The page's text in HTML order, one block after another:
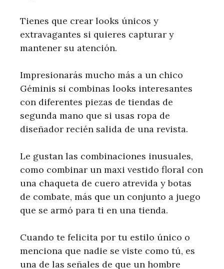
Tienes que crear looks únicos y
extravagantes si quieres capturar y
mantener su atención.
Impresionarás mucho más a un chico
Géminis si combinas looks interesantes
con diferentes piezas de tiendas de
segunda mano que si usas ropa de
diseñador recién salida de una revista.
Le gustan las combinaciones inusuales,
como combinar un maxi vestido floral con
una chaqueta de cuero atrevida y botas
de combate, más que un conjunto a juego
que se armó para ti en una tienda.
Cuando te felicita por tu estilo único o
menciona que nadie se viste como tú, es
una de las señales de que un hombre